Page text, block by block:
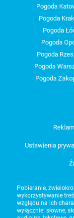
Pogoda
Pogoda
Pogoda
Pogoda
Pogoda
Pogoda
Pogoda
Ustawienia
Pobieranie,
wykorzystywanie
względu na ich
wyłącznie: słowne,